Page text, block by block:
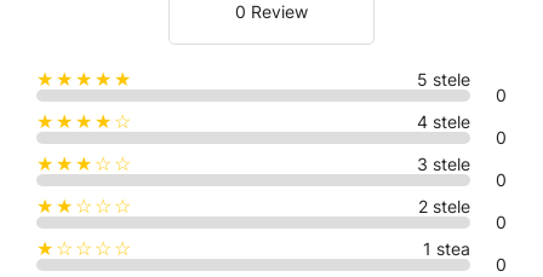
0 Review
★★★★★ 5 stele
0
★★★★☆
4 stele
0
★★★☆☆
3 stele
0
★★☆☆☆
2 stele
0
★☆☆☆☆
1 stea
0